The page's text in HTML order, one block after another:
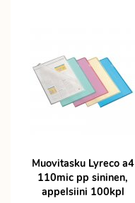
Muovitasku Lyreco a4
110mic pp sininen,
appelsiini 100kpl